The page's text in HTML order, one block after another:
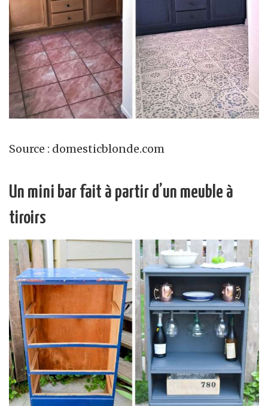
Source : domesticblonde.com
Un mini bar fait à partir d’un meuble à
tiroirs